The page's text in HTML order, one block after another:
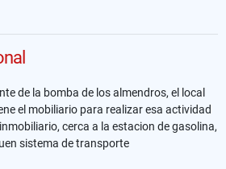
de la bomba de los almendros, el local
el mobiliario para realizar esa actividad
cerca a la estacion de gasolina,
sistema de transporte